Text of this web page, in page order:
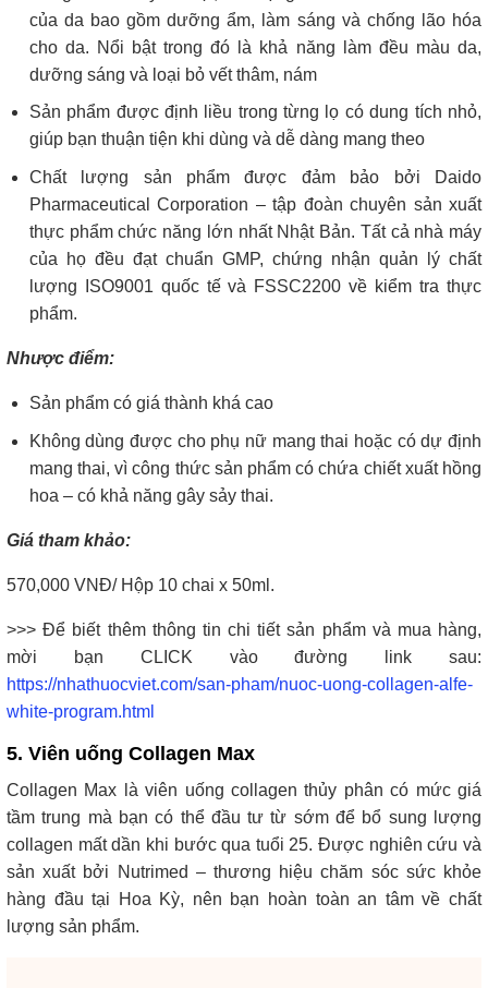
của da bao gồm dưỡng ẩm, làm sáng và chống lão hóa
cho da. Nổi bật trong đó là khả năng làm đều màu da,
dưỡng sáng và loại bỏ vết thâm, nám
Sản phẩm được định liều trong từng lọ có dung tích nhỏ,
giúp bạn thuận tiện khi dùng và dễ dàng mang theo
Chất lượng sản phẩm được đảm bảo bởi Daido
Pharmaceutical Corporation – tập đoàn chuyên sản xuất
thực phẩm chức năng lớn nhất Nhật Bản. Tất cả nhà máy
của họ đều đạt chuẩn GMP, chứng nhận quản lý chất
lượng ISO9001 quốc tế và FSSC2200 về kiểm tra thực
phẩm.
Nhược điểm:
Sản phẩm có giá thành khá cao
Không dùng được cho phụ nữ mang thai hoặc có dự định
mang thai, vì công thức sản phẩm có chứa chiết xuất hồng
hoa – có khả năng gây sảy thai.
Giá tham khảo:
570,000 VNĐ/ Hộp 10 chai x 50ml.
>>> Để biết thêm thông tin chi tiết sản phẩm và mua hàng,
mời bạn CLICK vào đường link sau:
https://nhathuocviet.com/san-pham/nuoc-uong-collagen-alfe-
white-program.html
5. Viên uống Collagen Max
Collagen Max là viên uống collagen thủy phân có mức giá
tầm trung mà bạn có thể đầu tư từ sớm để bổ sung lượng
collagen mất dần khi bước qua tuổi 25. Được nghiên cứu và
sản xuất bởi Nutrimed – thương hiệu chăm sóc sức khỏe
hàng đầu tại Hoa Kỳ, nên bạn hoàn toàn an tâm về chất
lượng sản phẩm.